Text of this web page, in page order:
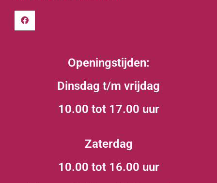
Openingstijden:
Dinsdag t/m vrijdag
10.00 tot 17.00 uur
Zaterdag
10.00 tot 16.00 uur